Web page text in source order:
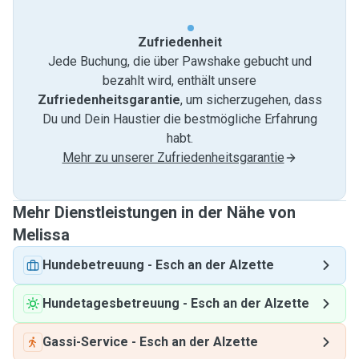
Zufriedenheit
Jede Buchung, die über Pawshake gebucht und
bezahlt wird, enthält unsere
Zufriedenheitsgarantie, um sicherzugehen, dass
Du und Dein Haustier die bestmögliche Erfahrung
habt.
Mehr zu unserer Zufriedenheitsgarantie
Mehr Dienstleistungen in der Nähe von
Melissa
Hundebetreuung - Esch an der Alzette
Hundetagesbetreuung - Esch an der Alzette
Gassi-Service - Esch an der Alzette